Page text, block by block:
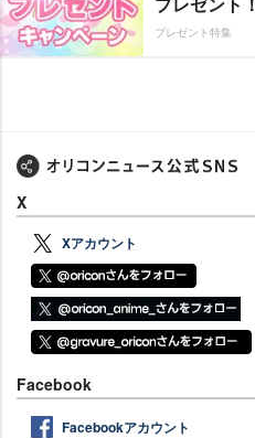
プレゼント特集
X
Xアカウント
Facebook
Facebookアカウント